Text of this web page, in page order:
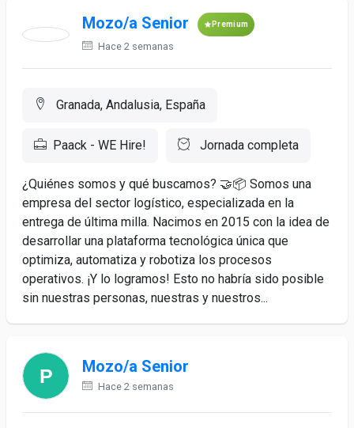
Mozo/a Senior Premium
Hace 2 semanas
Granada, Andalusia, España
Paack - WE Hire! Jornada completa
¿Quiénes somos y qué buscamos? 🤝📦 Somos una
empresa del sector logístico, especializada en la
entrega de última milla. Nacimos en 2015 con la idea de
desarrollar una plataforma tecnológica única que
optimiza, automatiza y robotiza los procesos
operativos. ¡Y lo logramos! Esto no habría sido posible
sin nuestras personas, nuestras y nuestros...
Mozo/a Senior
Hace 2 semanas